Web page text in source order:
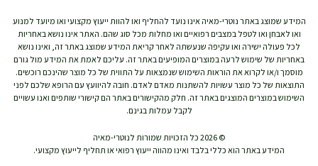
המידע שמוצג באתר נוטרי-מאיה אינו נועד להחליף ואו להוות ייעוץ מקצועי ואו מיועד למנוע
ואו לאבחן ואו לטפל במצבים רפואיים ואו מחלות מכל סוג שהם. האתר אינו נושא באחריות
לכל פעולה ישירה ואו עקיפה שנעשתה לאחר קריאת המידע שמוצג באתר זה, ואינו נושא
באחריות של שימוש לרעה במוצרים המופיעים באתר זה. עליכם לאמת את המידע מול גורם
מוסמך ו/או לקרוא את הוראות השימוש שנמצאות על התווית של כל מוצר שהינכם רוכשים.
התוצאות של כל מוצר עשויות להשתנות מאדם לאדם. חובה להיוועץ עם הרופא שלכם לפני
השימוש במוצרים המוצגים באתר זה. חלק מהקישורים באתר הם קישורי שותפים ואנו עשויים
לקבל עמלות בגינם.
© 2026 כל הזכויות שמורות לנוטרי-מאיה
המידע באתר הוא כללי בלבד ואינו מהווה ייעוץ רפואי או תחליף לייעוץ מקצועי.